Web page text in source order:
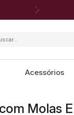
Acessórios
Molas